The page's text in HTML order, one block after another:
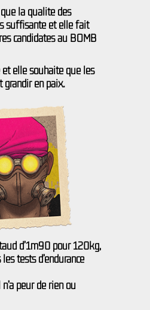
que la qualité des
suffisante et elle fait
candidates au BOMB
elle souhaite que les
grandir en paix.
d’1m90 pour 120kg,
tests d’endurance
peur de rien ou